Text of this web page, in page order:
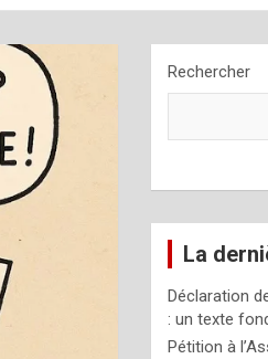
Rechercher
La
Déclaration
: un texte
Pétition à